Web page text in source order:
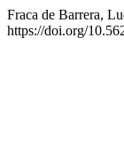
Fraca de Barrera,
https://doi.org/